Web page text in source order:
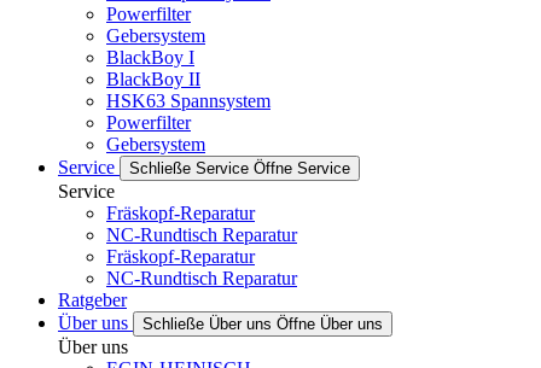
Powerfilter
Gebersystem
BlackBoy I
BlackBoy II
HSK63 Spannsystem
Powerfilter
Gebersystem
Service
Schließe Service Öffne Service
Service
Fräskopf-Reparatur
NC-Rundtisch Reparatur
Fräskopf-Reparatur
NC-Rundtisch Reparatur
Ratgeber
Über uns
Schließe Über uns Öffne Über uns
Über uns